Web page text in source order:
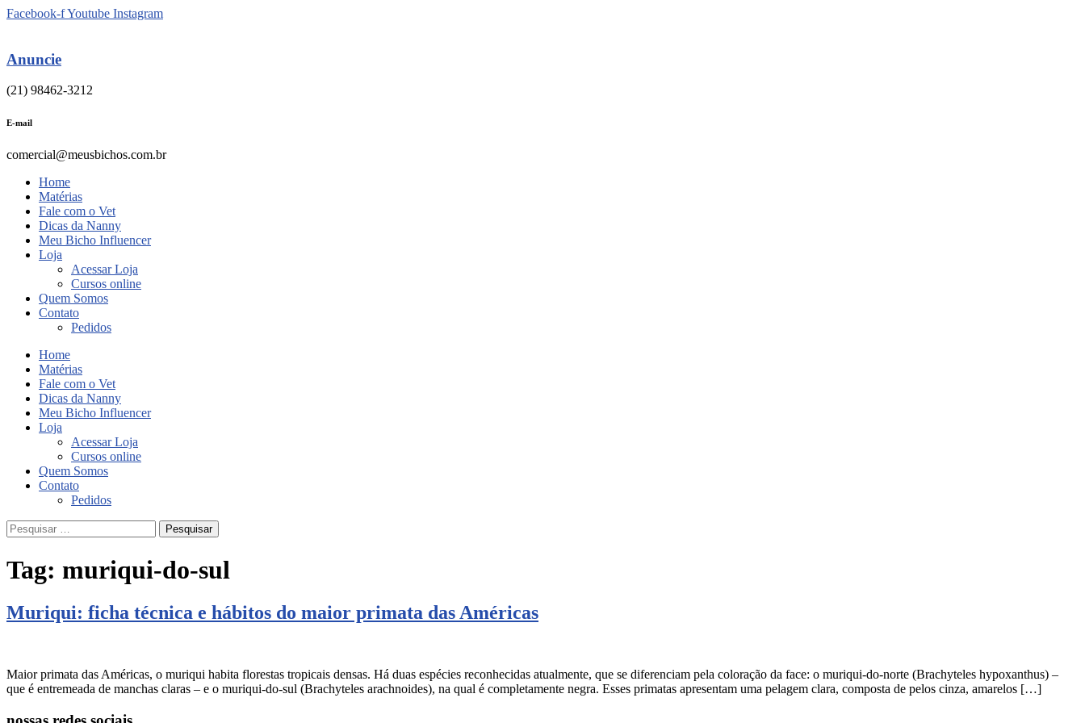
Ir
conteúdo
Facebook-fYoutube Instagram
Anuncie
(21) 98462-3212
E-mail
comercial@meusbichos.com.br
Home
Matérias
Fale com o Vet
Dicas da Nanny
Meu Bicho Influencer
Loja
Acessar Loja
Cursos online
Quem Somos
Contato
Pedidos
Home
Matérias
Fale com o Vet
Dicas da Nanny
Meu Bicho Influencer
Loja
Acessar Loja
Cursos online
Quem Somos
Contato
Pedidos
Pesquisar
por:
Tag: muriqui-do-sul
Muriqui: ficha técnica e hábitos do maior primata das Américas
Maior primata das Américas, o muriqui habita florestas tropicais densas. Há duas espécies reconhecidas atualmente, que se diferenciam pela coloração da face: o muriqui-do-norte (Brachyteles hypoxanthus) –
que é entremeada de manchas claras – e o muriqui-do-sul (Brachyteles arachnoides), na qual é completamente negra. Esses primatas apresentam uma pelagem clara, composta de pelos cinza, amarelos […]